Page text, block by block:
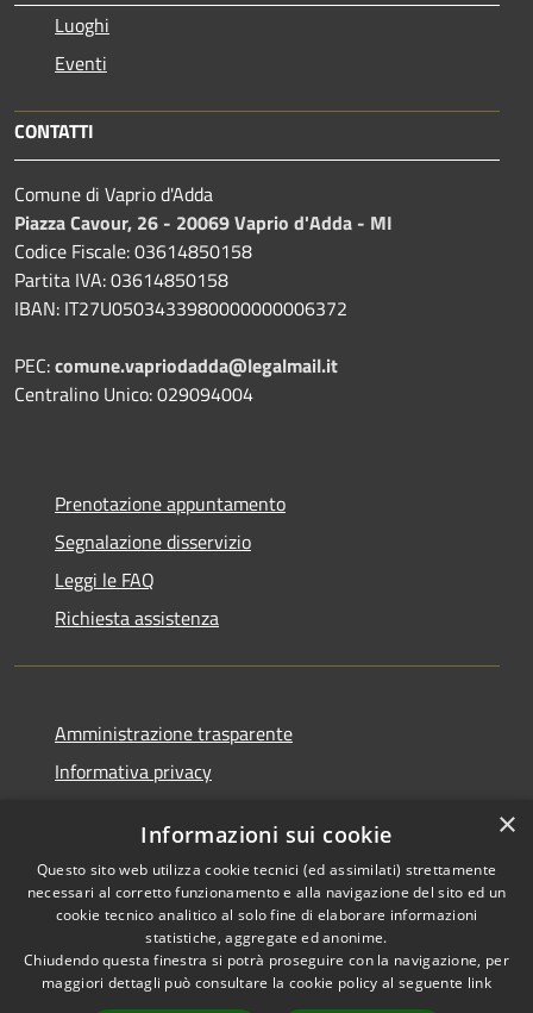
Luoghi
Eventi
CONTATTI
Comune di Vaprio d'Adda
Piazza Cavour, 26 - 20069 Vaprio d'Adda - MI
Codice Fiscale: 03614850158
Partita IVA: 03614850158
IBAN: IT27U0503433980000000006372
PEC:comune.vapriodadda@legalmail.it
Centralino Unico: 029094004
Prenotazione appuntamento
Segnalazione disservizio
Leggi le FAQ
Richiesta assistenza
Amministrazione trasparente
Informativa privacy
Dichiarazione di accessibilità
RSS
Accessibilità
Copyright © 2026 • Comune di
Vaprio d'Adda • Powered by
×
Informazioni sui cookie
Questo sito web utilizza cookie tecnici (ed assimilati) strettamente
necessari al corretto funzionamento e alla navigazione del sito ed un
cookie tecnico analitico al solo fine di elaborare informazioni
statistiche, aggregate ed anonime.
Chiudendo questa finestra si potrà proseguire con la navigazione, per
maggiori dettagli può consultare la cookie policy al seguente link